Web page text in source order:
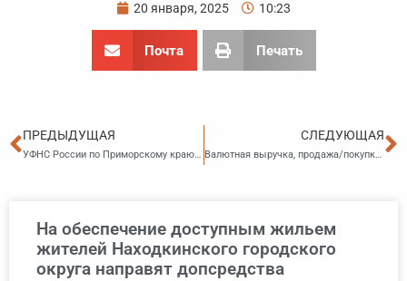
20 января, 2025 10:23
Почта Печать
Пред
ПРЕДЫДУЩАЯ
УФНС России по Приморскому краю разъясняет…(20.01.2025)
СЛЕДУЮЩАЯ
Валютная выручка, продажа/покупка валюты: как учесть при УСН
На обеспечение доступным жильем
жителей Находкинского городского
округа направят допсредства